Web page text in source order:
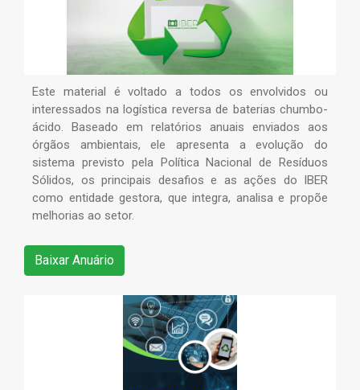
Este material é voltado a todos os envolvidos ou
interessados na logística reversa de baterias chumbo-
ácido. Baseado em relatórios anuais enviados aos
órgãos ambientais, ele apresenta a evolução do
sistema previsto pela Política Nacional de Resíduos
Sólidos, os principais desafios e as ações do IBER
como entidade gestora, que integra, analisa e propõe
melhorias ao setor.
Baixar Anuário